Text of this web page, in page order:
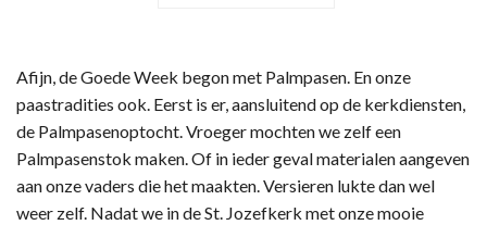
Afijn, de Goede Week begon met Palmpasen. En onze
paastradities ook. Eerst is er, aansluitend op de kerkdiensten,
de Palmpasenoptocht. Vroeger mochten we zelf een
Palmpasenstok maken. Of in ieder geval materialen aangeven
aan onze vaders die het maakten. Versieren lukte dan wel
weer zelf. Nadat we in de St. Jozefkerk met onze mooie